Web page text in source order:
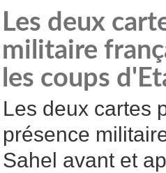
Les deux
militaire
les coups
Les deux cartes
présence
Sahel avant et